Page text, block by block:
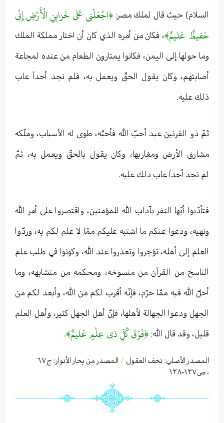
السلام) حيث قال لملك مصر:﴿اجْعَلْني‏ عَلى‏ خَزائِنِ الْأَرْضِ إِنِّي
حَفيظٌ عَليمٌ﴾، فكان من أمره الذي كان أن اختار مملكة الملك
وما حولها إلى اليمن، فكانوا يمتارون الطعام من عنده لمجاعة
أصابتهم، وكان يقول الحقّ ويعمل به، فلم نجد أحداً عاب
ذلك عليه.
ثمّ ذو القرنين عبد أحبّ الله فأحبّه، طوى له الأسباب، وملّكه
مشارق الأرض ومغاربها، وكان يقول بالحقّ ويعمل به، ثمّ
لم نجد أحداً عاب ذلك عليه.
فتأدّبوا أيّها النفر بآداب الله للمؤمنين، واقتصروا على أمر الله
ونهيه، ودعوا عنكم ما اشتبه عليكم ممّا لا علم لكم به، وردّوا
العلم إلى أهله، تؤجروا وتعذروا عند الله، وكونوا في طلب علم
الناسخ من القرآن من منسوخه، ومحكمه من متشابهه، وما
أحلّ الله فيه ممّا حرّم، فإنّه أقرب لكم من الله، وأبعد لكم من
الجهل ودعوا الجهالة لأهلها، فإنّ أهل الجهل كثير، وأهل العلم
قليل، وقد قال الله: ﴿فَوْقَ كُلِّ ذي عِلْمٍ عَليمٌ﴾.
المصدر الأصلي: تحف العقول / المصدر من بحار الأنوار: ج٦٧
، ص١٢٧-١٢٨